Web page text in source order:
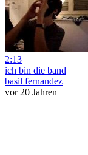
2:13
ich bin die band
basil fernandez
vor 20 Jahren